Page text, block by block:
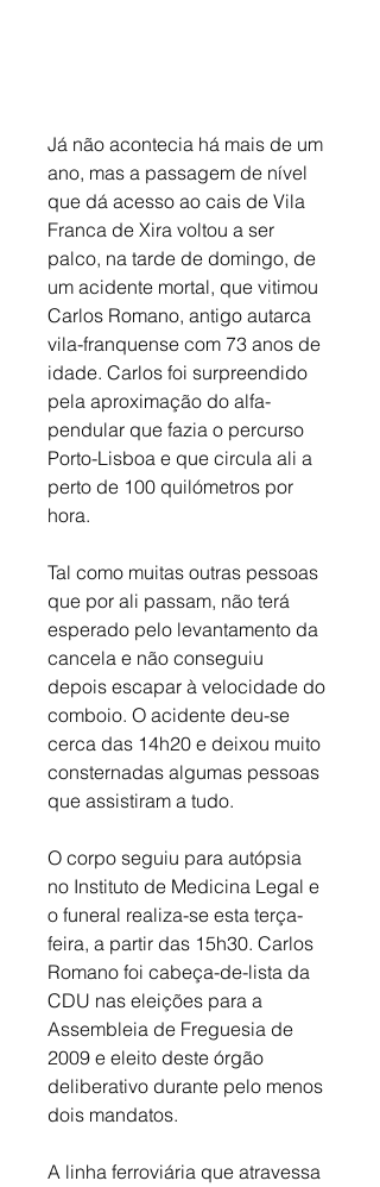
Já não acontecia há mais de um
ano, mas a passagem de nível
que dá acesso ao cais de Vila
Franca de Xira voltou a ser
palco, na tarde de domingo, de
um acidente mortal, que vitimou
Carlos Romano, antigo autarca
vila-franquense com 73 anos de
idade. Carlos foi surpreendido
pela aproximação do alfa-
pendular que fazia o percurso
Porto-Lisboa e que circula ali a
perto de 100 quilómetros por
hora.
Tal como muitas outras pessoas
que por ali passam, não terá
esperado pelo levantamento da
cancela e não conseguiu
depois escapar à velocidade do
comboio. O acidente deu-se
cerca das 14h20 e deixou muito
consternadas algumas pessoas
que assistiram a tudo.
O corpo seguiu para autópsia
no Instituto de Medicina Legal e
o funeral realiza-se esta terça-
feira, a partir das 15h30. Carlos
Romano foi cabeça-de-lista da
CDU nas eleições para a
Assembleia de Freguesia de
2009 e eleito deste órgão
deliberativo durante pelo menos
dois mandatos.
A linha ferroviária que atravessa